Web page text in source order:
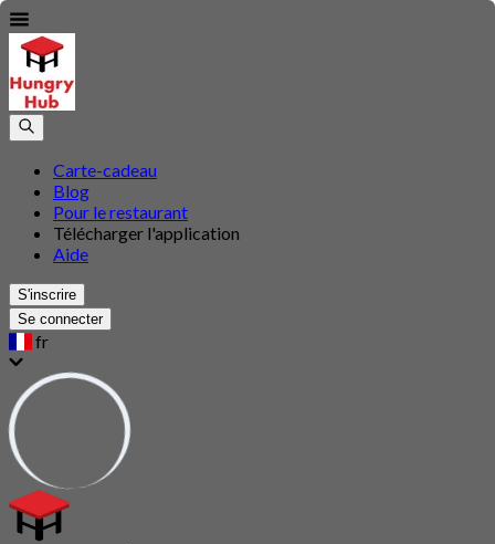
Carte-cadeau
Blog
Pour le restaurant
Télécharger l'application
Aide
S'inscrire
Se connecter
fr